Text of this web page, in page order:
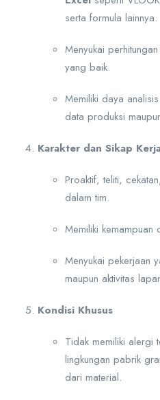
serta formula lainnya.
Menyukai
yang baik.
Memiliki daya
data produksi
Karakter dan Sikap
Proaktif, teliti,
dalam tim.
Memiliki
Menyukai pekerjaan
maupun aktivitas
Kondisi Khusus
Tidak memiliki alergi
lingkungan pabrik
dari material.